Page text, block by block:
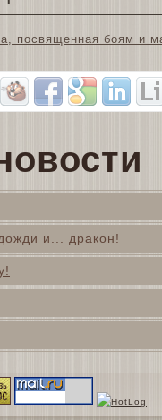
посвященная боям и
и... дракон!